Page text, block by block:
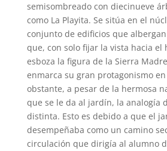
semisombreado con diecinueve
como La Playita. Se sitúa en el
conjunto de edificios que
que, con solo fijar la vista hacia el
esboza la figura de la Sierra
enmarca su gran protagonismo
obstante, a pesar de la hermosa
que se le da al jardín, la analogía
distinta. Esto es debido a que el
desempeñaba como un camino
circulación que dirigía al alumno